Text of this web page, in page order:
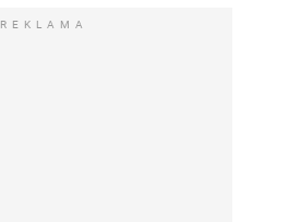
REKLAMA